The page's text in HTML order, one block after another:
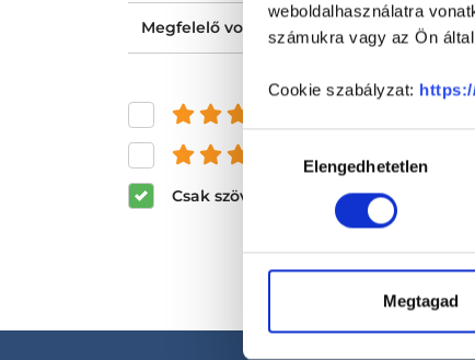
weboldalhasználatra
számukra vagy az Ön
Cookie szabályzat:
kiválasztásaElengedhetetlen
Megtagad
Megfelelő volt az ellátásod?
és felette
Csak szöveges értékelések